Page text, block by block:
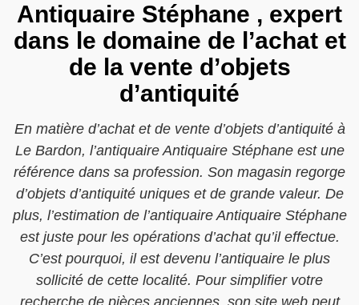
Antiquaire Stéphane , expert
dans le domaine de l’achat et
de la vente d’objets
d’antiquité
En matière d’achat et de vente d’objets d’antiquité à
Le Bardon, l’antiquaire Antiquaire Stéphane est une
référence dans sa profession. Son magasin regorge
d’objets d’antiquité uniques et de grande valeur. De
plus, l’estimation de l’antiquaire Antiquaire Stéphane
est juste pour les opérations d’achat qu’il effectue.
C’est pourquoi, il est devenu l’antiquaire le plus
sollicité de cette localité. Pour simplifier votre
recherche de pièces anciennes, son site web peut